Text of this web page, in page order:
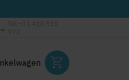
shopping_cart